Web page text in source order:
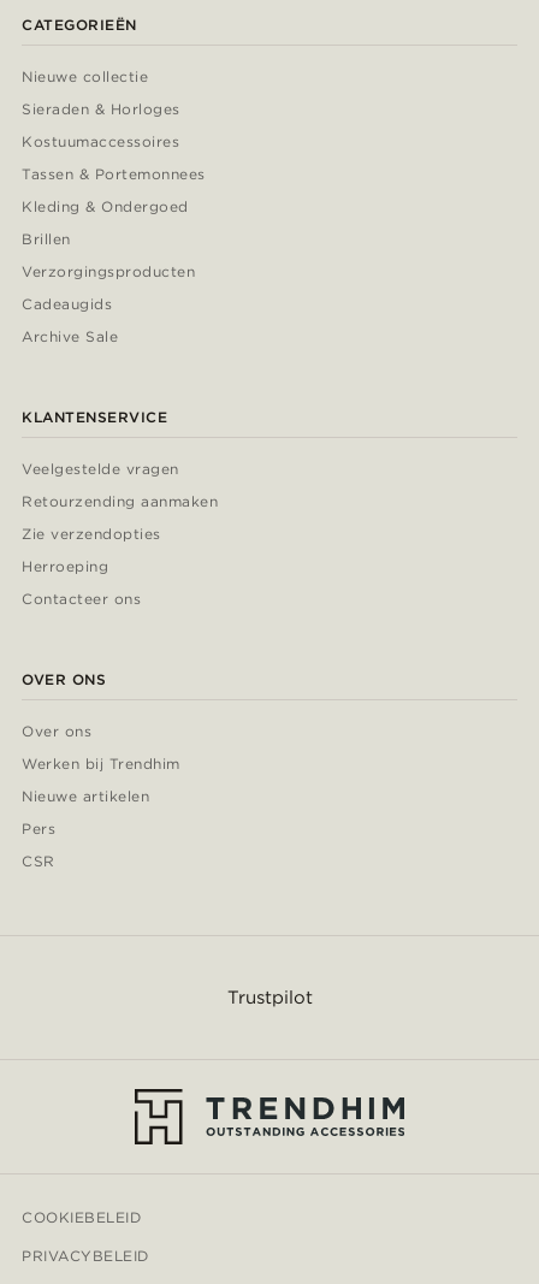
CATEGORIEËN
Nieuwe collectie
Sieraden & Horloges
Kostuumaccessoires
Tassen & Portemonnees
Kleding & Ondergoed
Brillen
Verzorgingsproducten
Cadeaugids
Archive Sale
KLANTENSERVICE
Veelgestelde vragen
Retourzending aanmaken
Zie verzendopties
Herroeping
Contacteer ons
OVER ONS
Over ons
Werken bij Trendhim
Nieuwe artikelen
Pers
CSR
Trustpilot
COOKIEBELEID
PRIVACYBELEID